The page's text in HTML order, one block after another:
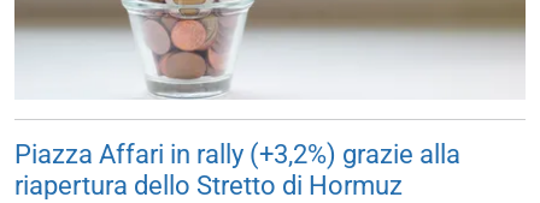
Piazza Affari in rally (+3,2%) grazie alla
riapertura dello Stretto di Hormuz